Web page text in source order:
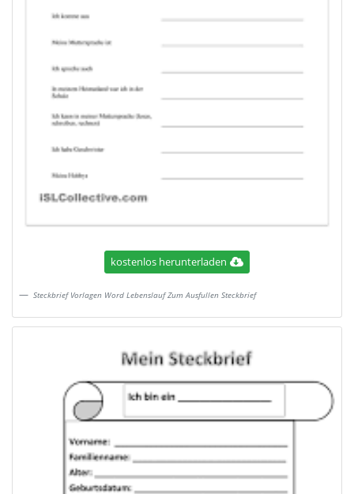
kostenlos herunterladen
Steckbrief Vorlagen Word Lebenslauf Zum Ausfullen Steckbrief